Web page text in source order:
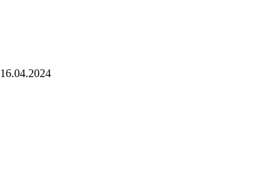
16.04.2024